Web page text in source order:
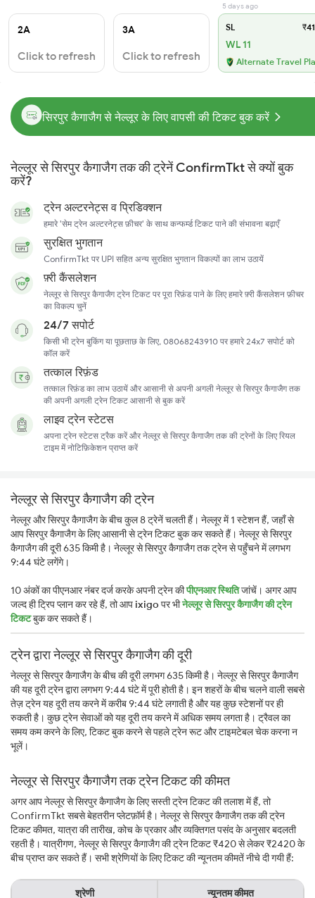
2A
Click to refresh
3A
Click to refresh
5 days ago
SL
WL 11
Alternate Travel
सिरपुर कैगाजैग से नेल्लूर के लिए वापसी की टिकट बुक करें
नेल्लूर से सिरपुर कैगाजैग तक की ट्रेनें ConfirmTkt से क्यों बुक
करें?
ट्रेन अल्टरनेट्स व प्रिडिक्शन
हमारे 'सेम ट्रेन अल्टरनेट्स फ़ीचर' के साथ कन्फर्म्ड टिकट पाने की संभावना बढ़ाएँ
सुरक्षित भुगतान
ConfirmTkt पर UPI सहित अन्य सुरक्षित भुगतान विकल्पों का लाभ उठायें
फ़्री कैंसलेशन
नेल्लूर से सिरपुर कैगाजैग ट्रेन टिकट पर पूरा रिफ़ंड पाने के लिए हमारे फ़्री कैंसलेशन फ़ीचर
का विकल्प चुनें
24/7 सपोर्ट
किसी भी ट्रेन बुकिंग या पूछताछ के लिए, 08068243910 पर हमारे 24x7 सपोर्ट को
कॉल करें
तत्काल रिफ़ंड
तत्काल रिफ़ंड का लाभ उठायें और आसानी से अपनी अगली नेल्लूर से सिरपुर कैगाजैग तक
की अपनी अगली ट्रेन टिकट आसानी से बुक करें
लाइव ट्रेन स्टेटस
अपना ट्रेन स्टेटस ट्रैक करें और नेल्लूर से सिरपुर कैगाजैग तक की ट्रेनों के लिए रियल
टाइम में नोटिफ़िकेशन प्राप्त करें
नेल्लूर से सिरपुर कैगाजैग की ट्रेन
नेल्लूर और सिरपुर कैगाजैग के बीच कुल 8 ट्रेनें चलती हैं। नेल्लूर में 1 स्टेशन हैं, जहाँ से
आप सिरपुर कैगाजैग के लिए आसानी से ट्रेन टिकट बुक कर सकते हैं। नेल्लूर से सिरपुर
कैगाजैग की दूरी 635 किमी है। नेल्लूर से सिरपुर कैगाजैग तक ट्रेन से पहुँचने में लगभग
9:44 घंटे लगेंगे।
10 अंकों का पीएनआर नंबर दर्ज करके अपनी ट्रेन कीपीएनआर स्थितिजांचें। अगर आप
जल्द ही ट्रिप प्लान कर रहे हैं, तो आपixigoपर भीनेल्लूर से सिरपुर कैगाजैग की ट्रेन
टिकटबुक कर सकते हैं।
ट्रेन द्वारा नेल्लूर से सिरपुर कैगाजैग की दूरी
नेल्लूर से सिरपुर कैगाजैग के बीच की दूरी लगभग 635 किमी है। नेल्लूर से सिरपुर कैगाजैग
की यह दूरी ट्रेन द्वारा लगभग 9:44 घंटे में पूरी होती है। इन शहरों के बीच चलने वाली सबसे
तेज़ ट्रेन यह दूरी तय करने में करीब 9:44 घंटे लगाती है और यह कुछ स्टेशनों पर ही
रुकती है। कुछ ट्रेन सेवाओं को यह दूरी तय करने में अधिक समय लगता है। ट्रैवल का
समय कम करने के लिए, टिकट बुक करने से पहले ट्रेन रूट और टाइमटेबल चेक करना न
भूलें।
नेल्लूर से सिरपुर कैगाजैग तक ट्रेन टिकट की कीमत
अगर आप नेल्लूर से सिरपुर कैगाजैग के लिए सस्ती ट्रेन टिकट की तलाश में हैं, तो
ConfirmTkt सबसे बेहतरीन प्लेटफ़ॉर्म है। नेल्लूर से सिरपुर कैगाजैग तक की ट्रेन
टिकट कीमत, यात्रा की तारीख, कोच के प्रकार और व्यक्तिगत पसंद के अनुसार बदलती
रहती है। यात्रीगण, नेल्लूर से सिरपुर कैगाजैग की ट्रेन टिकट ₹420 से लेकर ₹2420 के
बीच प्राप्त कर सकते हैं। सभी श्रेणियों के लिए टिकट की न्यूनतम कीमतें नीचे दी गयी हैं:
श्रेणी न्यूनतम कीमत